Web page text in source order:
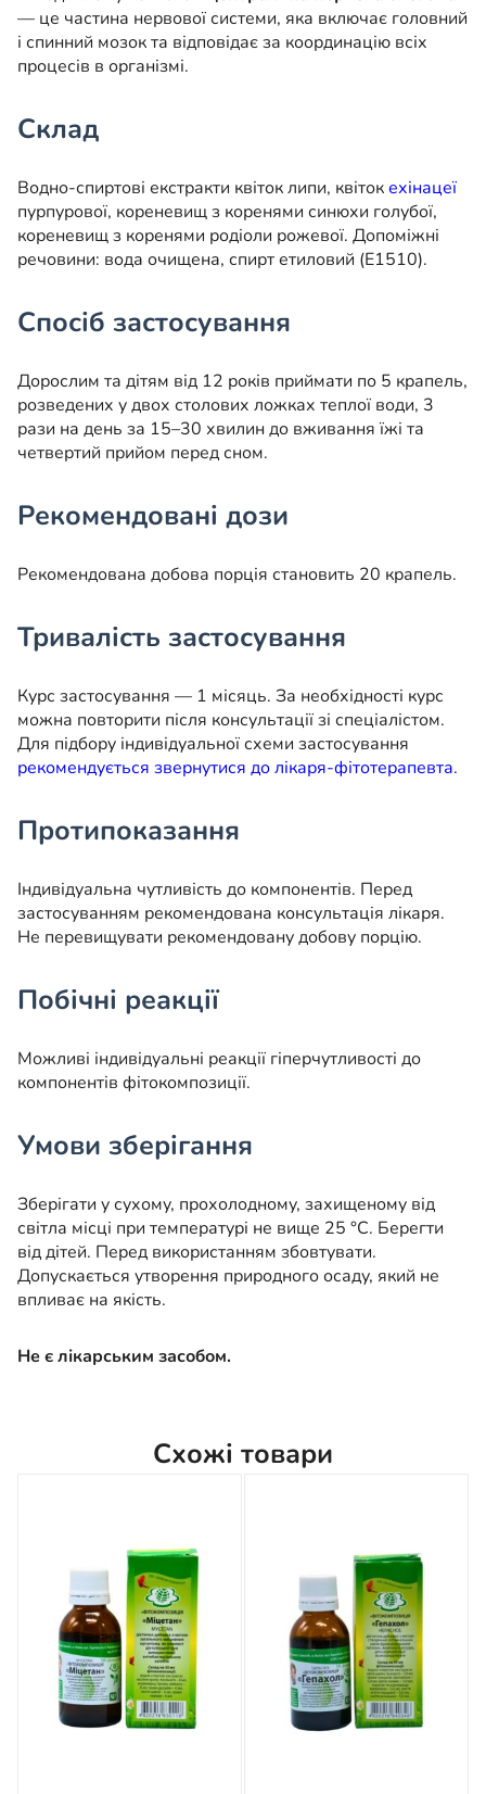
— це частина нервової системи, яка включає головний
і спинний мозок та відповідає за координацію всіх
процесів в організмі.
Склад
Водно-спиртові екстракти квіток липи, квітокехінацеї
пурпурової, кореневищ з коренями синюхи голубої,
кореневищ з коренями родіоли рожевої. Допоміжні
речовини: вода очищена, спирт етиловий (Е1510).
Спосіб застосування
Дорослим та дітям від 12 років приймати по 5 крапель,
розведених у двох столових ложках теплої води, 3
рази на день за 15–30 хвилин до вживання їжі та
четвертий прийом перед сном.
Рекомендовані дози
Рекомендована добова порція становить 20 крапель.
Тривалість застосування
Курс застосування — 1 місяць. За необхідності курс
можна повторити після консультації зі спеціалістом.
Для підбору індивідуальної схеми застосування
рекомендується звернутися до лікаря-фітотерапевта.
Протипоказання
Індивідуальна чутливість до компонентів. Перед
застосуванням рекомендована консультація лікаря.
Не перевищувати рекомендовану добову порцію.
Побічні реакції
Можливі індивідуальні реакції гіперчутливості до
компонентів фітокомпозиції.
Умови зберігання
Зберігати у сухому, прохолодному, захищеному від
світла місці при температурі не вище 25 °C. Берегти
від дітей. Перед використанням збовтувати.
Допускається утворення природного осаду, який не
впливає на якість.
Не є лікарським засобом.
Схожі товари